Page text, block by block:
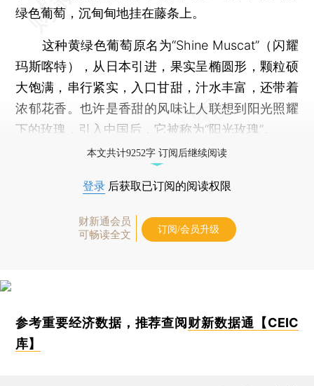
绿色葡萄，沉甸甸地挂在藤条上。
这种黄绿色葡萄原名为“Shine Muscat”（闪耀
玛斯喀特），从日本引进，果实呈椭圆形，颗粒硕
大饱满，串行紧实，入口甘甜，汁水丰富，还带着
浓郁花香。也许是香甜的风味让人联想到阳光照耀
下的玫瑰，引入中国后，它被称为“阳光玫瑰”。
本文共计9252字 订阅后继续阅读
登录 后获取已订阅的阅读权限
财新通会员
可畅读全文
订阅/会员升级
参考重要经济数据，推荐查阅 财新数据通【CEIC
库】